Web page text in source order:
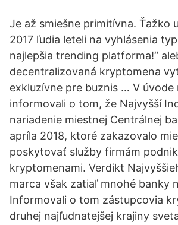
Je až smiešne primitívna. Ťažko
2017 ľudia leteli na vyhlásenia
najlepšia trending platforma!“
decentralizovaná kryptomena
exkluzívne pre buznis … V úvode
informovali o tom, že Najvyšší
nariadenie miestnej Centrálnej
apríla 2018, ktoré zakazovalo
poskytovať služby firmám
kryptomenami. Verdikt
marca však zatiaľ mnohé banky
Informovali o tom zástupcovia
druhej najľudnatejšej krajiny